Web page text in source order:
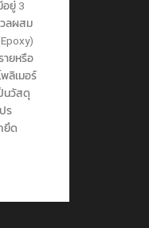
ยู่ 3
ลผสม
ายหรือ
ลิเมอร์
นวัสดุ
ร
ยึด